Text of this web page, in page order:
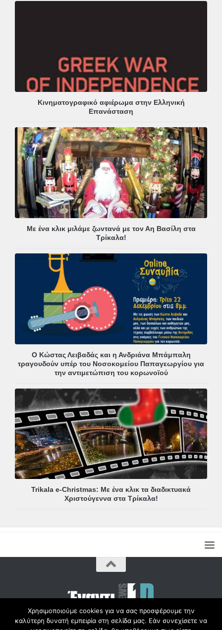
Κινηματογραφικό αφιέρωμα στην Ελληνική
Επανάσταση
Με ένα κλικ μιλάμε ζωντανά με τον Αη Βασίλη στα
Τρίκαλα!
Ο Κώστας Λειβαδάς και η Ανδριάνα Μπάμπαλη
τραγουδούν υπέρ του Νοσοκομείου Παπαγεωργίου για
την αντιμετώπιση του κορωνοϊού
Trikala e-Christmas: Με ένα κλικ τα διαδικτυακά
Χριστούγεννα στα Τρίκαλα!
Copyright © Radio1d.gr 2012-2017 |
Χρησιμοποιούμε cookies για να σας προσφέρουμε την
καλύτερη δυνατή εμπειρία στη σελίδα μας. Εάν συνεχίσετε να